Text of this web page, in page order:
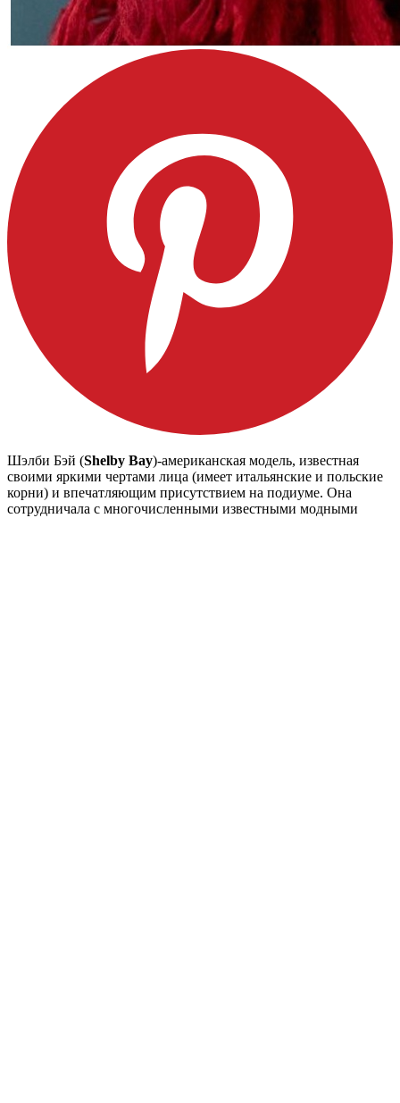
Шэлби Бэй (Shelby Bay)-американская модель, известная
своими яркими чертами лица (имеет итальянские и польские
корни) и впечатляющим присутствием на подиуме. Она
сотрудничала с многочисленными известными модными